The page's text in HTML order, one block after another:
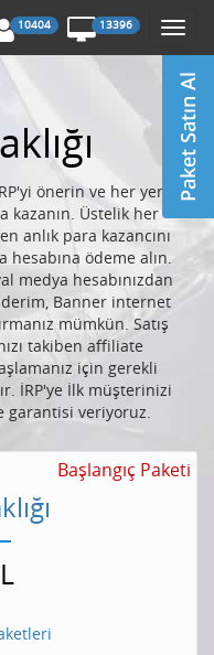
10404 13396
önerin ve her yeni
kazanın. Üstelik her
anlık para kazancını
ödeme alın.
medya hesabınızdan
Banner internet
mümkün. Satış
takiben affiliate
için gerekli
İRP'ye İlk müşterinizi
garantisi veriyoruz.
Başlangıç Paketi